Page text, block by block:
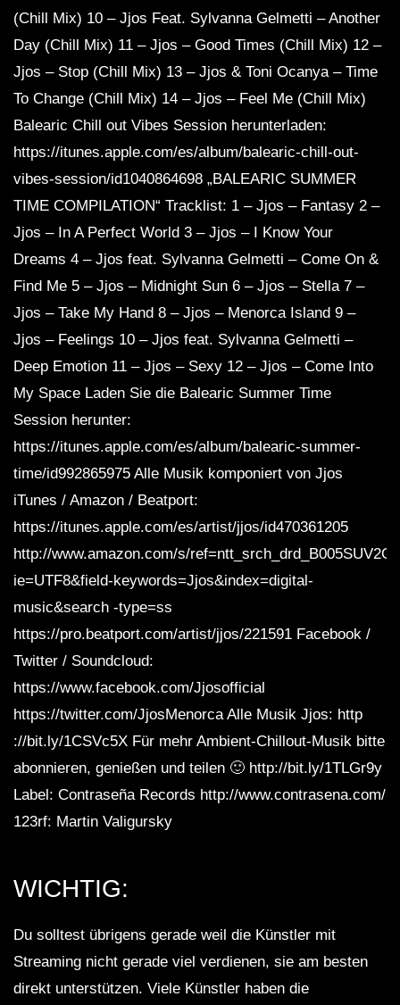
(Chill Mix) 10 – Jjos Feat. Sylvanna Gelmetti – Another
Day (Chill Mix) 11 – Jjos – Good Times (Chill Mix) 12 –
Jjos – Stop (Chill Mix) 13 – Jjos & Toni Ocanya – Time
To Change (Chill Mix) 14 – Jjos – Feel Me (Chill Mix)
Balearic Chill out Vibes Session herunterladen:
https://itunes.apple.com/es/album/balearic-chill-out-
vibes-session/id1040864698 „BALEARIC SUMMER
TIME COMPILATION“ Tracklist: 1 – Jjos – Fantasy 2 –
Jjos – In A Perfect World 3 – Jjos – I Know Your
Dreams 4 – Jjos feat. Sylvanna Gelmetti – Come On &
Find Me 5 – Jjos – Midnight Sun 6 – Jjos – Stella 7 –
Jjos – Take My Hand 8 – Jjos – Menorca Island 9 –
Jjos – Feelings 10 – Jjos feat. Sylvanna Gelmetti –
Deep Emotion 11 – Jjos – Sexy 12 – Jjos – Come Into
My Space Laden Sie die Balearic Summer Time
Session herunter:
https://itunes.apple.com/es/album/balearic-summer-
time/id992865975 Alle Musik komponiert von Jjos
iTunes / Amazon / Beatport:
https://itunes.apple.com/es/artist/jjos/id470361205
http://www.amazon.com/s/
ie=UTF8&field-keywords=Jjos&index=digital-
music&search -type=ss
https://pro.beatport.com/artist/jjos/221591 Facebook /
Twitter / Soundcloud:
https://www.facebook.com/Jjosofficial
https://twitter.com/JjosMenorca Alle Musik Jjos: http
://bit.ly/1CSVc5X Für mehr Ambient-Chillout-Musik bitte
abonnieren, genießen und teilen 🙂 http://bit.ly/1TLGr9y
Label: Contraseña Records http://www.contrasena.com/
123rf: Martin Valigursky
WICHTIG:
Du solltest übrigens gerade weil die Künstler mit
Streaming nicht gerade viel verdienen, sie am besten
direkt unterstützen. Viele Künstler haben die